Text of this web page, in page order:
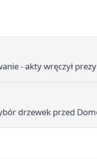
- akty wręczył
drzewek przed